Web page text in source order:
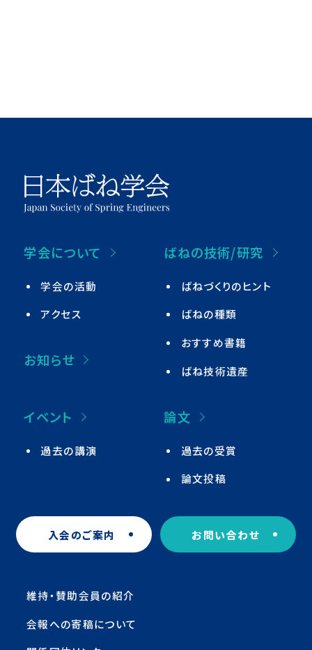
学会について
学会の活動
アクセス
お知らせ
ばねの技術/研究
ばねづくりのヒント
ばねの種類
おすすめ書籍
ばね技術遺産
イベント
過去の講演
論文
過去の受賞
論文投稿
入会のご案内 お問い合わせ
維持・賛助会員の紹介
会報への寄稿について